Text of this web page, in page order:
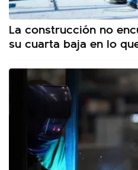
La construcción no
su cuarta baja en lo